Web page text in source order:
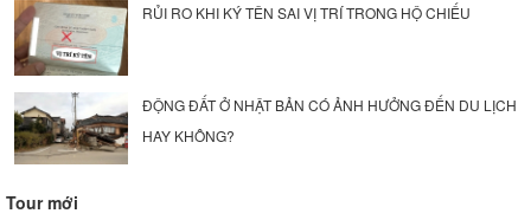
RỦI RO KHI KÝ TÊN SAI VỊ TRÍ TRONG HỘ CHIẾU
ĐỘNG ĐẤT Ở NHẬT BẢN CÓ ẢNH HƯỞNG ĐẾN DU LỊCH
HAY KHÔNG?
Tour mới